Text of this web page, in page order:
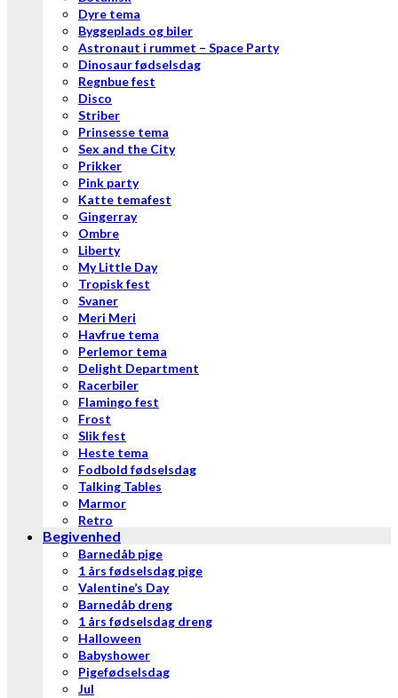
Dyre tema
Byggeplads og biler
Astronaut i rummet – Space Party
Dinosaur fødselsdag
Regnbue fest
Disco
Striber
Prinsesse tema
Sex and the City
Prikker
Pink party
Katte temafest
Gingerray
Ombre
Liberty
My Little Day
Tropisk fest
Svaner
Meri Meri
Havfrue tema
Perlemor tema
Delight Department
Racerbiler
Flamingo fest
Frost
Slik fest
Heste tema
Fodbold fødselsdag
Talking Tables
Marmor
Retro
Begivenhed
Barnedåb pige
1 års fødselsdag pige
Valentine’s Day
Barnedåb dreng
1 års fødselsdag dreng
Halloween
Babyshower
Pigefødselsdag
Jul